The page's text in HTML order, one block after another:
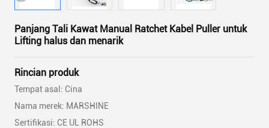
Panjang Tali Kawat Manual Ratchet Kabel Puller untuk
Lifting halus dan menarik
Rincian produk
Tempat asal: Cina
Nama merek: MARSHINE
Sertifikasi: CE UL ROHS